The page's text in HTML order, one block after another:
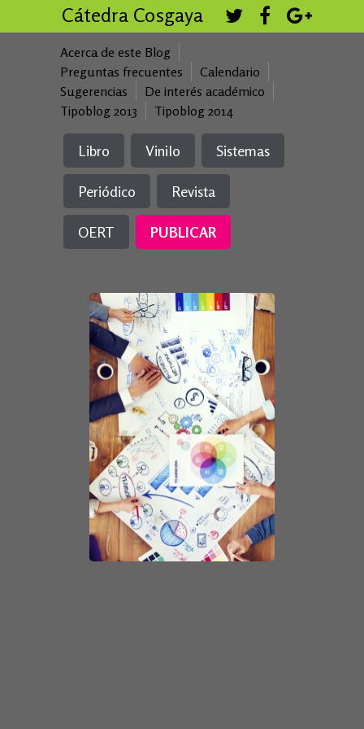
Cátedra Cosgaya
Acerca de este Blog
Preguntas frecuentes
Calendario
Sugerencias
De interés académico
Tipoblog 2013
Tipoblog 2014
Libro Vinilo Sistemas
Periódico Revista
OERT PUBLICAR